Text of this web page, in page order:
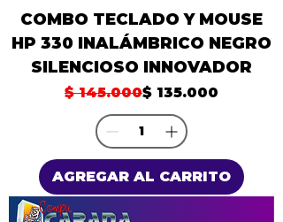
COMBO TECLADO Y MOUSE
HP 330 INALÁMBRICO NEGRO
SILENCIOSO INNOVADOR
Precio
$ 145.000Precio de oferta
$ 135.000
AGREGAR AL CARRITO